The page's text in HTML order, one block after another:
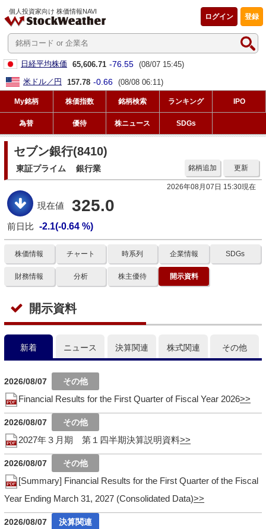
個人投資家向け 株価情報NAVI
登録
ログイン
日経平均株価 65,606.71 -76.55 (08/07 15:45)
米ドル／円
157.78 -0.66 (08/08 06:11)
My銘柄 株価指数 銘柄検索 ランキング IPO
為替 優待 株ニュース SDGs
セブン銀行(8410)
東証プライム 銀行業 更新
銘柄追加
2026年08月07日 15:30現在
現在値 325.0
前日比 -2.1(-0.64 %)
株価情報 チャート 時系列 企業情報 SDGs
財務情報 分析 株主優待 開示資料
開示資料
新着 ニュース 決算関連 株式関連 その他
2026/08/07
Financial Results for the First Quarter of Fiscal Year 2026
2026/08/07
2027年３月期 第１四半期決算説明資料
2026/08/07
[Summary] Financial Results for the First Quarter of the Fiscal
Year Ending March 31, 2027 (Consolidated Data)
2026/08/07